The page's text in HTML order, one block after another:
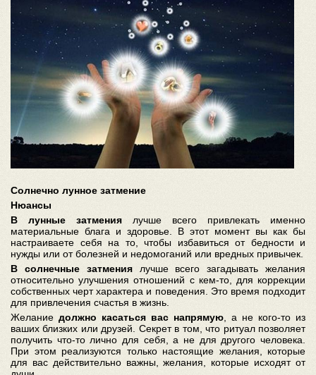
Солнечно лунное затмение
Нюансы
В лунные затмения лучше всего привлекать именно
материальные блага и здоровье. В этот момент вы как бы
настраиваете себя на то, чтобы избавиться от бедности и
нужды или от болезней и недомоганий или вредных привычек.
В солнечные затмения лучше всего загадывать желания
относительно улучшения отношений с кем-то, для коррекции
собственных черт характера и поведения. Это время подходит
для привлечения счастья в жизнь.
Желание должно касаться вас напрямую, а не кого-то из
ваших близких или друзей. Секрет в том, что ритуал позволяет
получить что-то лично для себя, а не для другого человека.
При этом реализуются только настоящие желания, которые
для вас действительно важны, желания, которые исходят от